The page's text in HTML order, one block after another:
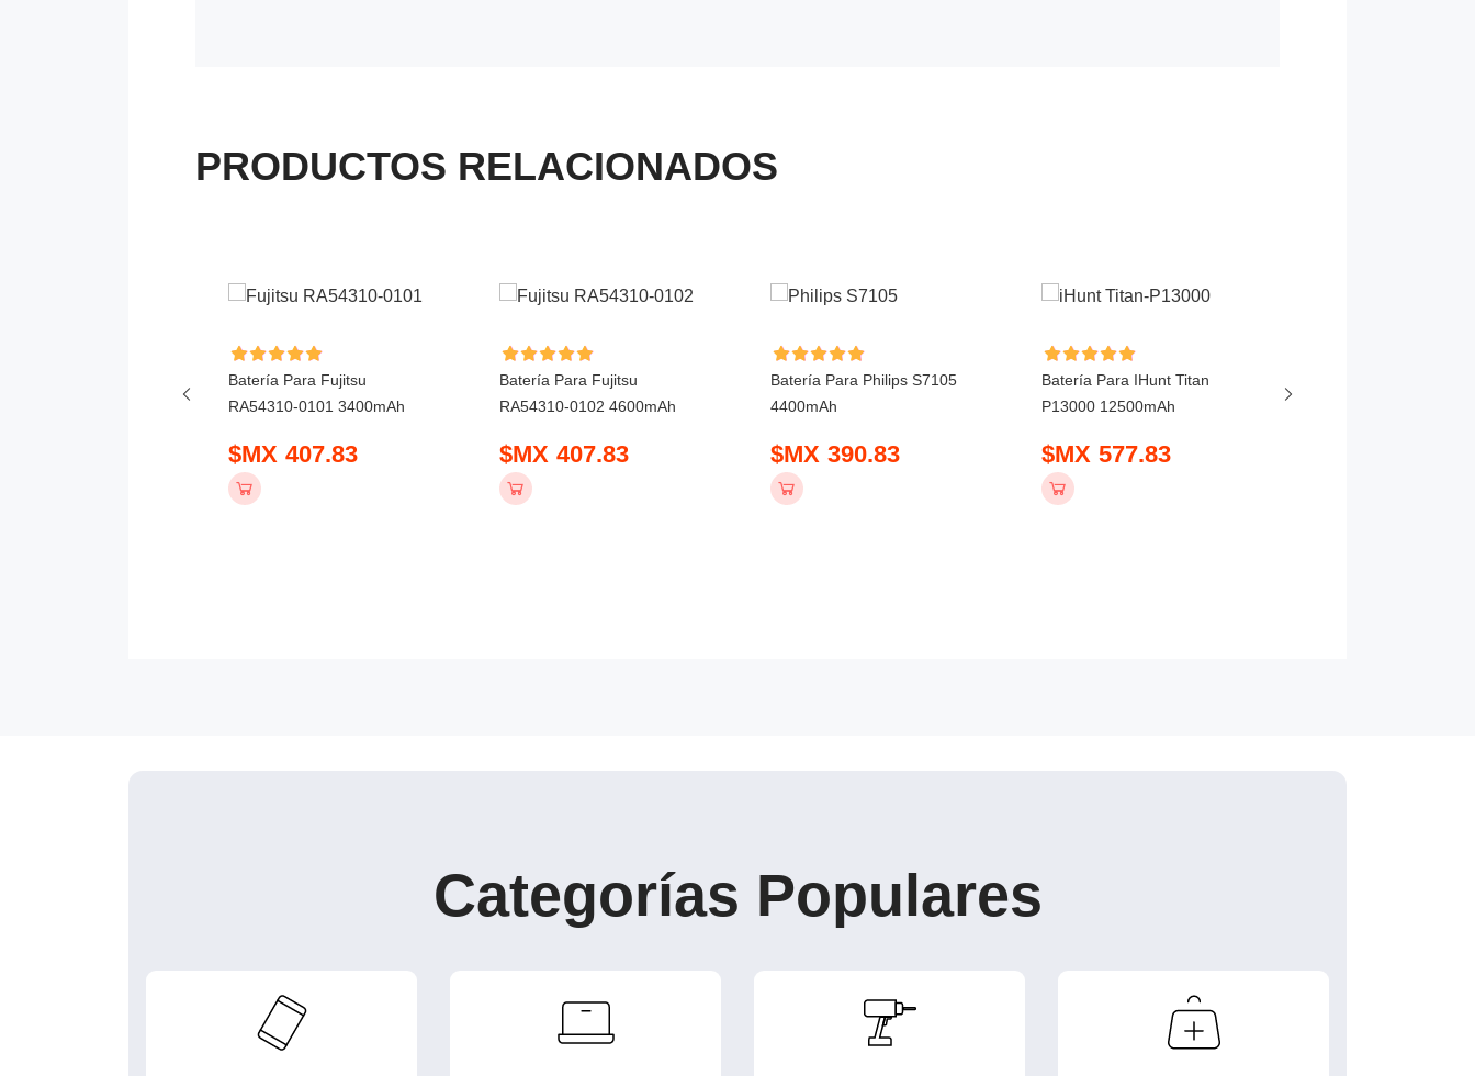
PRODUCTOS RELACIONADOS
Batería Para Fujitsu
RA54310-0101 3400mAh
$MX 407.83
Batería Para Fujitsu
RA54310-0102 4600mAh
$MX 407.83
Batería Para Philips S7105
4400mAh
$MX 390.83
Batería Para IHunt Titan
P13000 12500mAh
$MX 577.83
Categorías Populares